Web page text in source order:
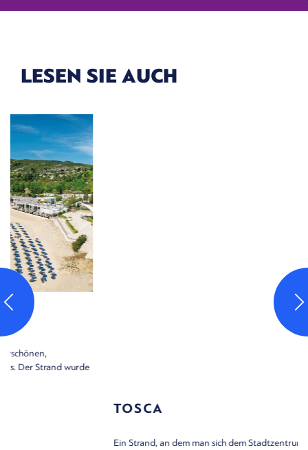
LESEN SIE AUCH
TOSCA
Ein Strand, an dem man sich dem Stadtzentrum so nahe fühlt und
doch so weit von Lärm und Hektik...
Weitere Informationen